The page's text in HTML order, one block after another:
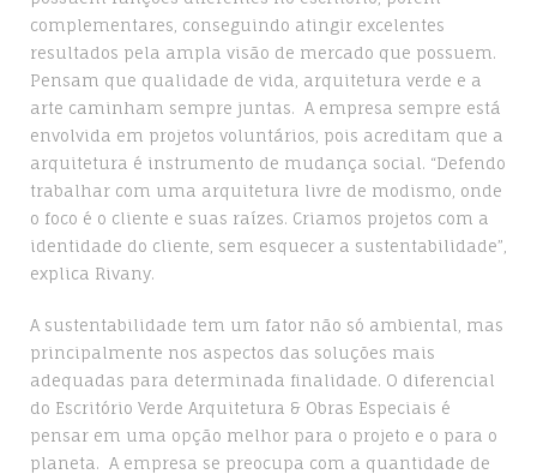
complementares, conseguindo atingir excelentes
resultados pela ampla visão de mercado que possuem.
Pensam que qualidade de vida, arquitetura verde e a
arte caminham sempre juntas. A empresa sempre está
envolvida em projetos voluntários, pois acreditam que a
arquitetura é instrumento de mudança social. “Defendo
trabalhar com uma arquitetura livre de modismo, onde
o foco é o cliente e suas raízes. Criamos projetos com a
identidade do cliente, sem esquecer a sustentabilidade”,
explica Rivany.
A sustentabilidade tem um fator não só ambiental, mas
principalmente nos aspectos das soluções mais
adequadas para determinada finalidade. O diferencial
do Escritório Verde Arquitetura & Obras Especiais é
pensar em uma opção melhor para o projeto e o para o
planeta. A empresa se preocupa com a quantidade de